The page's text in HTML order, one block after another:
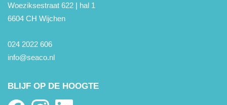
Woeziksestraat 622 | hal 1
6604 CH Wijchen
024 2022 606
info@seaco.nl
BLIJF OP DE HOOGTE